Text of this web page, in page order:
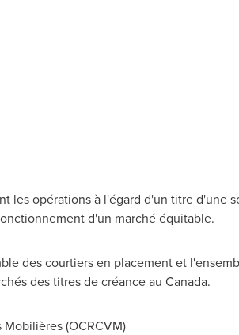
les opérations à l'égard d'un titre d'une
d'un marché équitable.
des courtiers en placement et
des titres de créance au Canada.
(OCRCVM)